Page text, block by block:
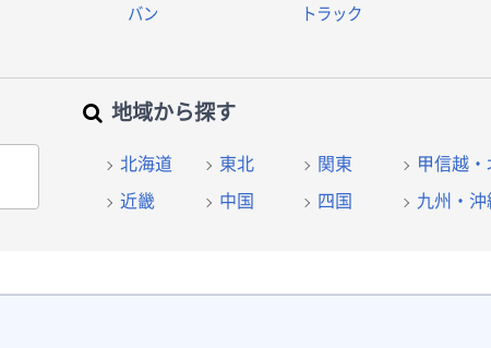
バン トラック
地域から探す
北海道 東北 関東 甲信越
近畿
中国 四国 九州・